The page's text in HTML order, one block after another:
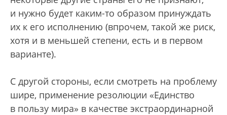
и нужно будет каким-то образом принуждать
их к его исполнению (впрочем, такой же риск,
хотя и в меньшей степени, есть и в первом
варианте).
С другой стороны, если смотреть на проблему
шире, применение резолюции «Единство
в пользу мира» в качестве экстраординарной